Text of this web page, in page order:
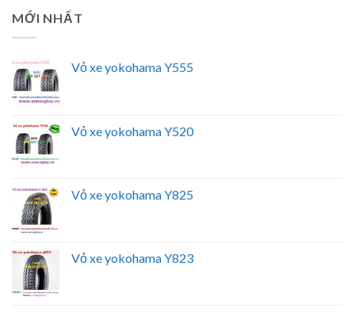
MỚI NHẤT
Vỏ xe yokohama Y555
Vỏ xe yokohama Y520
Vỏ xe yokohama Y825
Vỏ xe yokohama Y823